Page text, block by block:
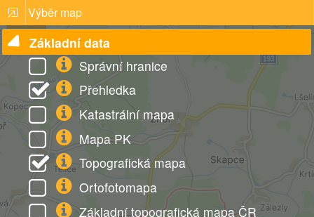
Nabídka
Výběr map
Základní data
Správní hranice
Přehledka
Katastrální mapa
Mapa PK
Topografická mapa
Ortofotomapa
Základní topografická mapa ČR